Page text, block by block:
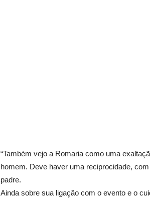
“Também vejo a Romaria como uma
homem. Deve haver uma reciprocidade,
padre.
Ainda sobre sua ligação com o evento e o